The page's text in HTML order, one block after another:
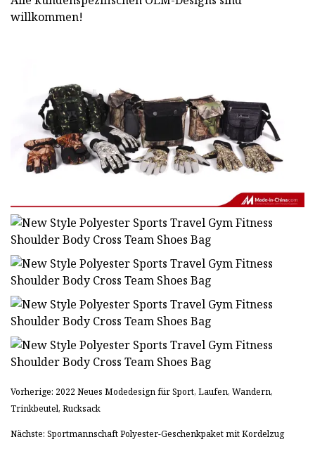
willkommen!
Vorherige: 2022 Neues Modedesign für Sport, Laufen, Wandern,
Trinkbeutel, Rucksack
Nächste: Sportmannschaft Polyester-Geschenkpaket mit Kordelzug